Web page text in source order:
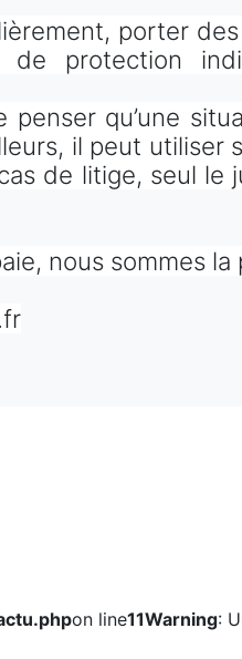
porter
protection
qu’une
il peut utiliser
de litige, seul
nous sommes la
on line11Warning: